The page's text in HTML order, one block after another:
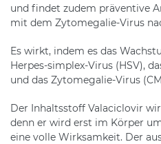
und findet zudem präventive
mit dem Zytomegalie-Virus
Es wirkt, indem es das
Herpes-simplex-Virus (HSV),
und das Zytomegalie-Virus
Der Inhaltsstoff Valaciclovir
denn er wird erst im Körper
eine volle Wirksamkeit. Der